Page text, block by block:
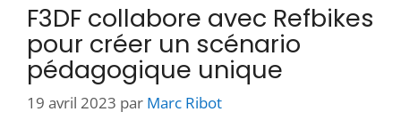
F3DF collabore avec Refbikes
pour créer un scénario
pédagogique unique
19 avril 2023 par Marc Ribot